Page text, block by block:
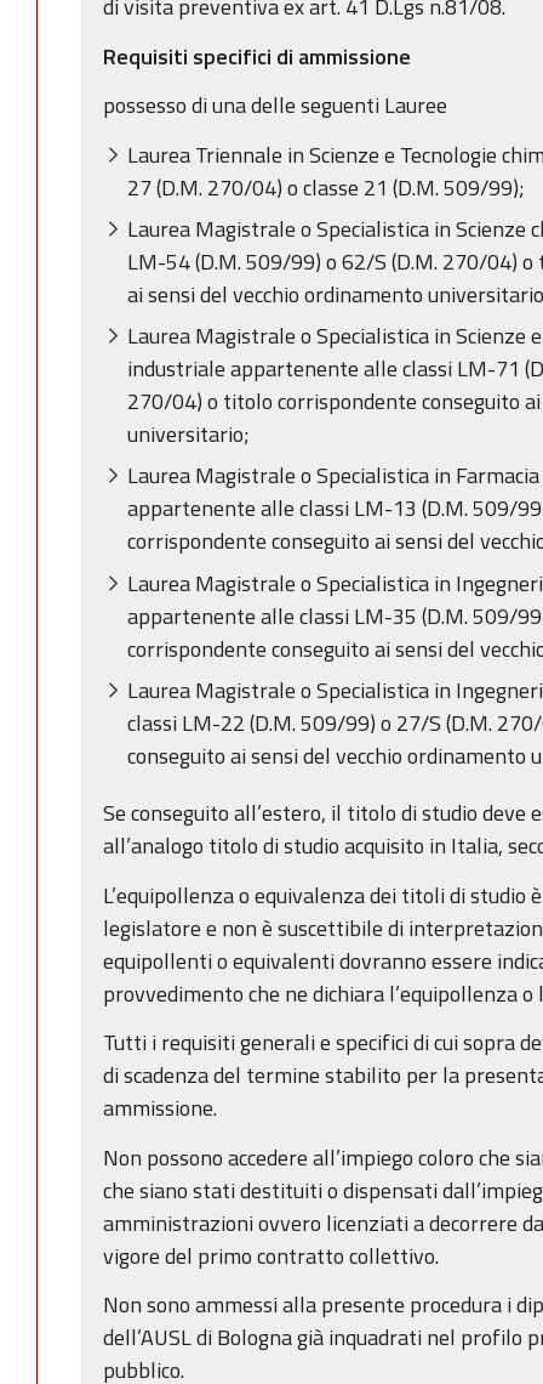
di visita preventiva ex art. 41 D.Lgs n.81/08.
Requisiti specifici di ammissione
possesso di una delle seguenti Lauree
Laurea Triennale in Scienze e Tecnologie
27 (D.M. 270/04) o classe 21 (D.M. 509/99);
Laurea Magistrale o Specialistica in Scienze
LM-54 (D.M. 509/99) o 62/S (D.M. 270/04)
ai sensi del vecchio ordinamento
Laurea Magistrale o Specialistica in Scienze
industriale appartenente alle classi LM-71
270/04) o titolo corrispondente conseguito
universitario;
Laurea Magistrale o Specialistica in
appartenente alle classi LM-13 (D.M. 509/
corrispondente conseguito ai sensi del
Laurea Magistrale o Specialistica in
appartenente alle classi LM-35 (D.M. 509/
corrispondente conseguito ai sensi del
Laurea Magistrale o Specialistica in
classi LM-22 (D.M. 509/99) o 27/S (D.M.
conseguito ai sensi del vecchio ordinamento
Se conseguito all’estero, il titolo di studio deve
all’analogo titolo di studio acquisito in Italia,
L’equipollenza o equivalenza dei titoli di
legislatore e non è suscettibile di
equipollenti o equivalenti dovranno essere
provvedimento che ne dichiara l’equipollenza o
Tutti i requisiti generali e specifici di cui sopra
di scadenza del termine stabilito per la
ammissione.
Non possono accedere all’impiego coloro che
che siano stati destituiti o dispensati
amministrazioni ovvero licenziati a decorrere
vigore del primo contratto collettivo.
Non sono ammessi alla presente procedura i
dell’AUSL di Bologna già inquadrati nel profilo
pubblico.